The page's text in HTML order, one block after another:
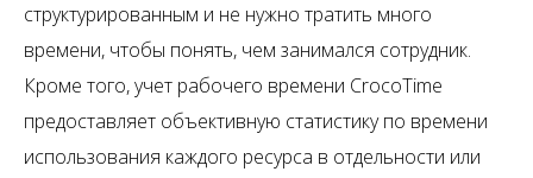
структурированным и не нужно тратить много
времени, чтобы понять, чем занимался сотрудник.
Кроме того, учет рабочего времени CrocoTime
предоставляет объективную статистику по времени
использования каждого ресурса в отдельности или